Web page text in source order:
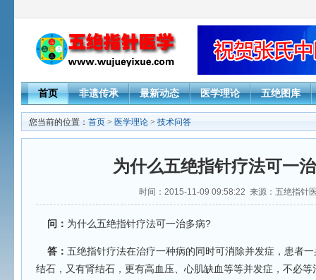
首页 非遗传承 最新动态 医学理论 五绝图库
您当前的位置： 首页 > 医学理论 > 技术问答
为什么五绝指针疗法可一
时间：2015-11-09 09:58:22 来源：五绝指针
问： 为什么五绝指针疗法可一治多病?
答： 五绝指针疗法在治疗一种病的同时可消除并发症，患者
结石，又有肾结石，更有高血压、心肌缺血等等并发症，不必